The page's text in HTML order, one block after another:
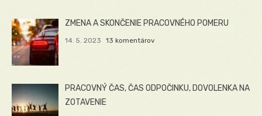
ZMENA A SKONČENIE PRACOVNÉHO POMERU
14. 5. 2023 13 komentárov
PRACOVNÝ ČAS, ČAS ODPOČINKU, DOVOLENKA NA
ZOTAVENIE